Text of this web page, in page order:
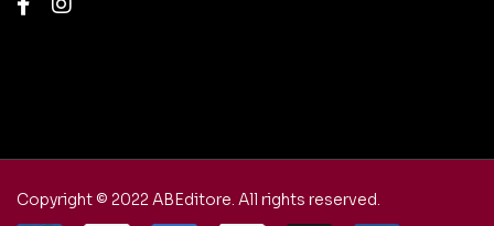
Copyright © 2022 ABEditore. All rights reserved.